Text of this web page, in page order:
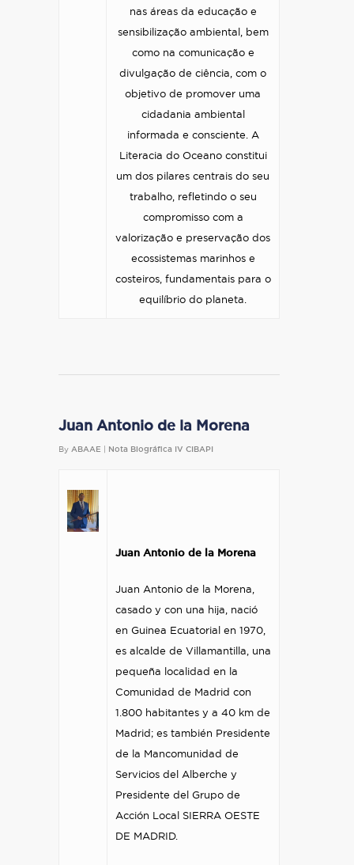
nas áreas da educação e
sensibilização ambiental, bem
como na comunicação e
divulgação de ciência, com o
objetivo de promover uma
cidadania ambiental
informada e consciente. A
Literacia do Oceano constitui
um dos pilares centrais do seu
trabalho, refletindo o seu
compromisso com a
valorização e preservação dos
ecossistemas marinhos e
costeiros, fundamentais para o
equilíbrio do planeta.
Juan Antonio de la Morena
By ABAAE Nota Biográfica IV CIBAPI
Juan Antonio de la Morena
Juan Antonio de la Morena,
casado y con una hija, nació
en Guinea Ecuatorial en 1970,
es alcalde de Villamantilla, una
pequeña localidad en la
Comunidad de Madrid con
1.800 habitantes y a 40 km de
Madrid; es también Presidente
de la Mancomunidad de
Servicios del Alberche y
Presidente del Grupo de
Acción Local SIERRA OESTE
DE MADRID.